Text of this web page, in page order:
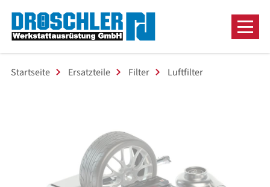
Startseite Ersatzteile Filter Luftfilter